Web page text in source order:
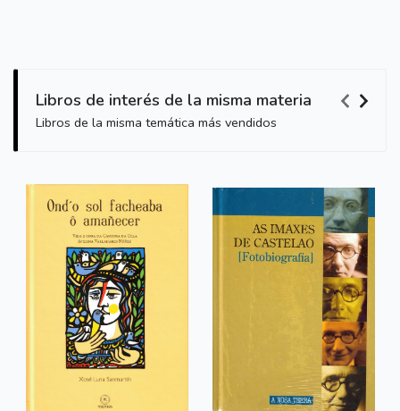
Libros de interés de la misma materia
Libros de la misma temática más vendidos